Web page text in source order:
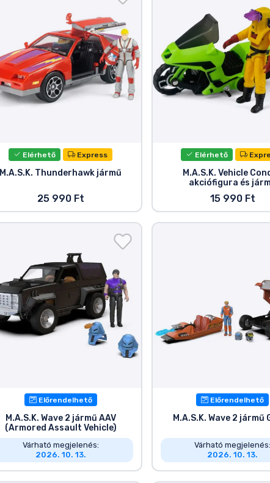
Elérhető Express
M.A.S.K. Thunderhawk jármű
25 990 Ft
Elérhető
M.A.S.K. Vehicle
akciófigura és
15 990 Ft
Előrendelhető
M.A.S.K. Wave 2 jármű AAV
(Armored Assault Vehicle)
Várható megjelenés:
2026. 10. 13.
Előrendelhető
M.A.S.K. Wave 2 jármű
Várható megjelenés:
2026. 10. 13.